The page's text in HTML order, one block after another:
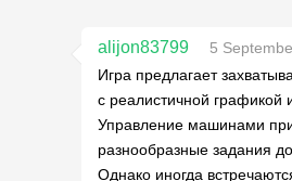
alijon83799
5
Игра предлагает
с реалистичной графикой
Управление машинами
разнообразные задания
Однако иногда